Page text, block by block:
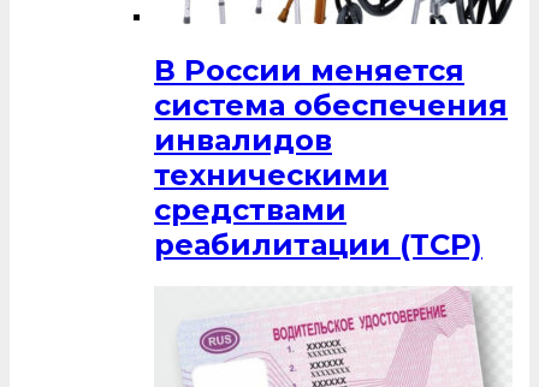
В России меняется
система обеспечения
инвалидов
техническими
средствами
реабилитации (ТСР)